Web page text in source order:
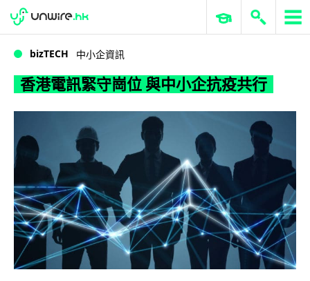
香港電訊緊守崗位 與中小企抗疫共行
WWDC 2026 ERP 與商業 AI
bizTECH 中小企資訊
香港電訊緊守崗位 與中小企抗疫共行